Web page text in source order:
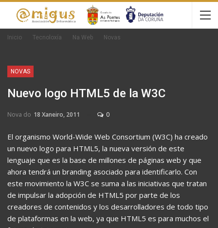
Inicio Tecnoloxía Na Web Novas
NOVAS
Nuevo logo HTML5 de la W3C
Nova do 18 Xaneiro, 2011 0
El organismo World-Wide Web Consortium (W3C) ha creado
un nuevo logo para HTML5, la nueva versión de este
lenguaje que es la base de millones de páginas web y que
ahora tendrá un branding asociado para identificarlo. Con
este movimiento la W3C se suma a las iniciativas que tratan
de impulsar la adopción de HTML5 por parte de los
creadores de contenidos y los desarrolladores de todo tipo
de plataformas en la web, ya que HTML5 es para muchos el